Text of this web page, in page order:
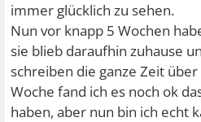
immer glücklich zu sehen.
Nun vor knapp 5 Wochen
sie blieb daraufhin zuhause
schreiben die ganze Zeit
Woche fand ich es noch ok
haben, aber nun bin ich echt